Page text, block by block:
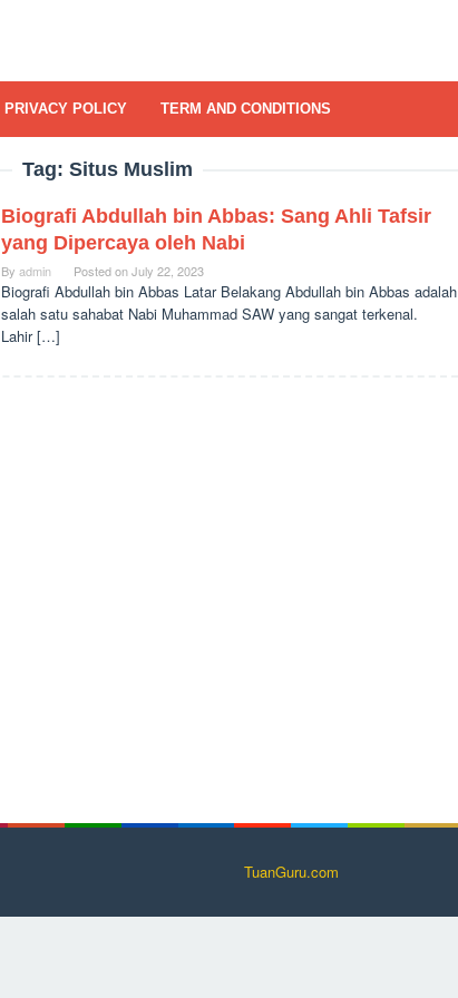
PRIVACY POLICY TERM AND CONDITIONS
Tag: Situs Muslim
Biografi Abdullah bin Abbas: Sang Ahli Tafsir
yang Dipercaya oleh Nabi
By admin Posted onJuly 22, 2023
Biografi Abdullah bin Abbas Latar Belakang Abdullah bin Abbas adalah
salah satu sahabat Nabi Muhammad SAW yang sangat terkenal.
Lahir […]
TuanGuru.com